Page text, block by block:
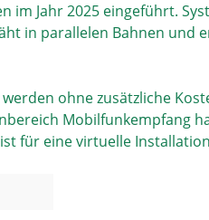
im Jahr 2025 eingeführt.
in parallelen Bahnen und
ohne zusätzliche
Mobilfunkempfang
für eine virtuelle